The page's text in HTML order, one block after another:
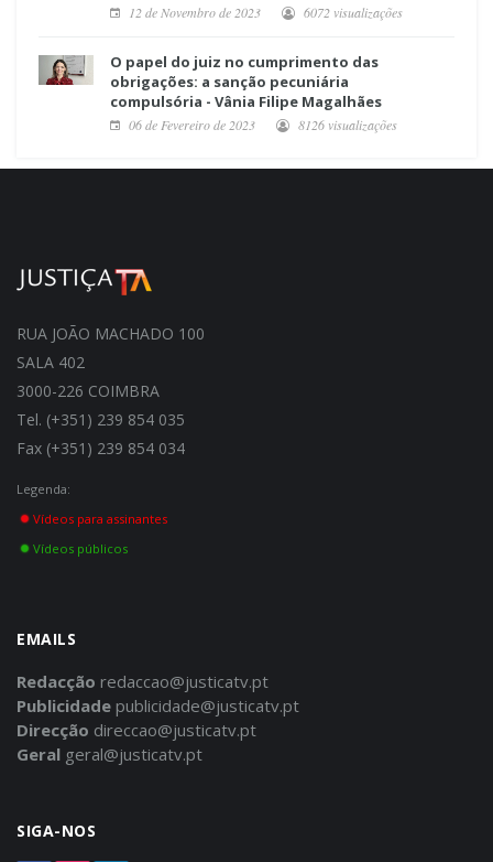
12 de Novembro de 2023 6072 visualizações
O papel do juiz no cumprimento das
obrigações: a sanção pecuniária
compulsória - Vânia Filipe Magalhães
06 de Fevereiro de 2023 8126 visualizações
RUA JOÃO MACHADO 100
SALA 402
3000-226 COIMBRA
Tel. (+351) 239 854 035
Fax (+351) 239 854 034
Legenda:
Vídeos para assinantes
Vídeos públicos
EMAILS
Redacção redaccao@justicatv.pt
Publicidade publicidade@justicatv.pt
Direcção direccao@justicatv.pt
Geral geral@justicatv.pt
SIGA-NOS